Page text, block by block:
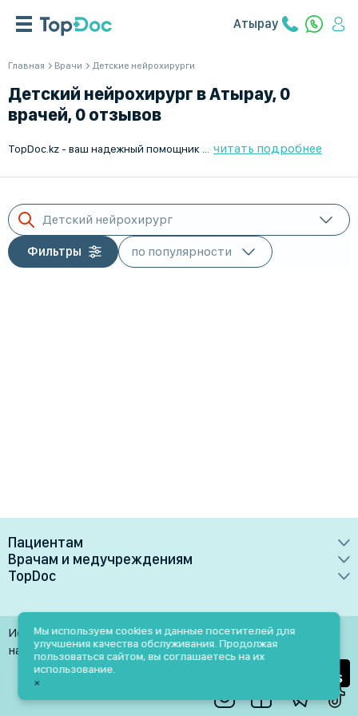
Атырау
Главная Врачи Детские нейрохирурги
Детский нейрохирург в Атырау, 0
врачей, 0 отзывов
читать подробнее
Детский нейрохирург
Фильтры
Пациентам
Врачи
Клиники
Лаборатории
Услуги
Блог
Акции и скидки
Врачам и медучреждениям
Преимущества
Медучреждениям
Врачам
TopDoc
Контакты
Помощь
Использование материалов разрешено только при
наличии активной ссылки на источник
Мы используем cookies и данные посетителей для
улучшения качества обслуживания. Продолжая
пользоваться сайтом, вы соглашаетесь на их
использование.
×